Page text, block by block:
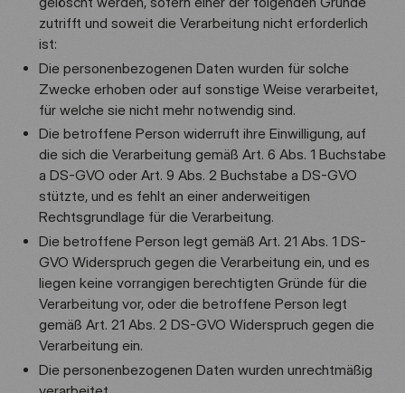
zutrifft und soweit die Verarbeitung nicht erforderlich
ist:
Die personenbezogenen Daten wurden für solche
Zwecke erhoben oder auf sonstige Weise verarbeitet,
für welche sie nicht mehr notwendig sind.
Die betroffene Person widerruft ihre Einwilligung, auf
die sich die Verarbeitung gemäß Art. 6 Abs. 1 Buchstabe
a DS-GVO oder Art. 9 Abs. 2 Buchstabe a DS-GVO
stützte, und es fehlt an einer anderweitigen
Rechtsgrundlage für die Verarbeitung.
Die betroffene Person legt gemäß Art. 21 Abs. 1 DS-
GVO Widerspruch gegen die Verarbeitung ein, und es
liegen keine vorrangigen berechtigten Gründe für die
Verarbeitung vor, oder die betroffene Person legt
gemäß Art. 21 Abs. 2 DS-GVO Widerspruch gegen die
Verarbeitung ein.
Die personenbezogenen Daten wurden unrechtmäßig